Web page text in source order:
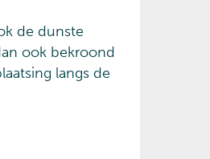
de dunste
ook bekroond
langs de